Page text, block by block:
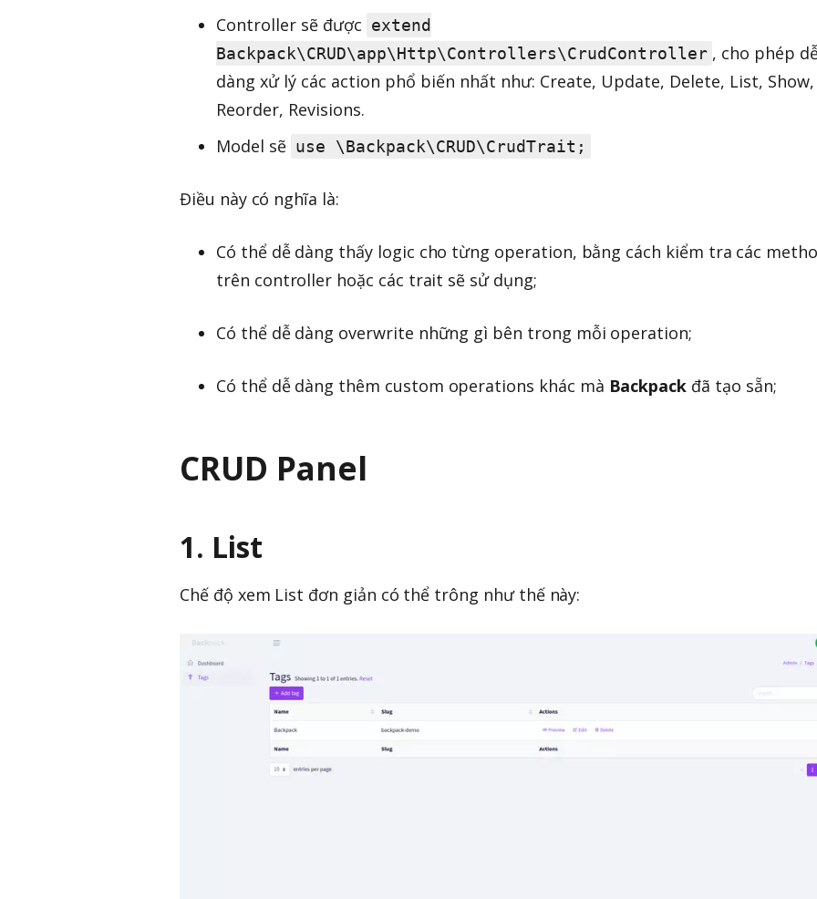
Controller sẽ được extend
Backpack\CRUD\app\Http\Controllers\CrudController , cho phép
dàng xử lý các action phổ biến nhất như: Create, Update, Delete, List, Show,
Reorder, Revisions.
Model sẽ use \Backpack\CRUD\CrudTrait;
Điều này có nghĩa là:
Có thể dễ dàng thấy logic cho từng operation, bằng cách kiểm tra các
trên controller hoặc các trait sẽ sử dụng;
Có thể dễ dàng overwrite những gì bên trong mỗi operation;
Có thể dễ dàng thêm custom operations khác mà Backpack đã tạo sẵn;
CRUD Panel
1. List
Chế độ xem List đơn giản có thể trông như thế này: